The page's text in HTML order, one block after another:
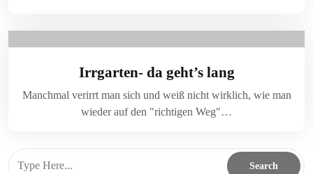
Irrgarten- da geht’s lang
Manchmal verirrt man sich und weiß nicht wirklich, wie man
wieder auf den "richtigen Weg"…